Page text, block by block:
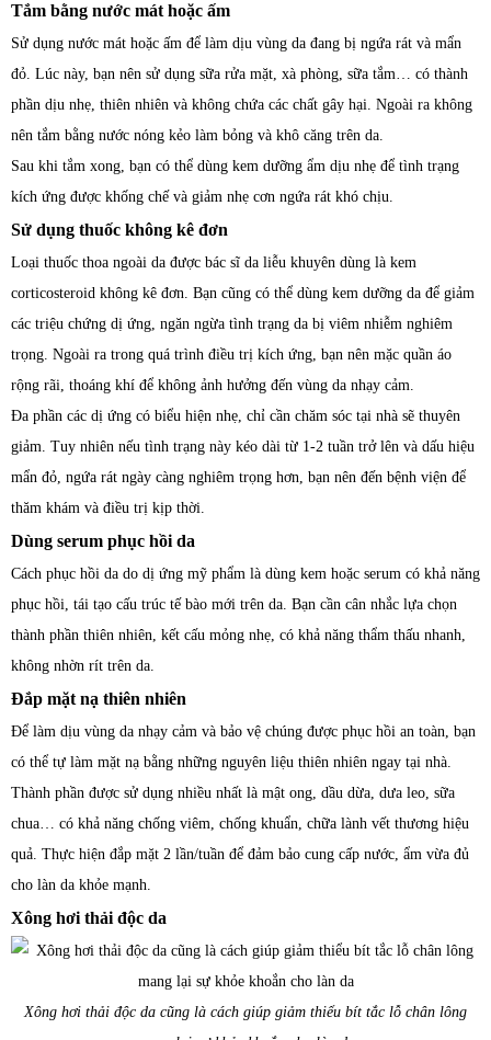
Tắm bằng nước mát hoặc ấm
Sử dụng nước mát hoặc ấm để làm dịu vùng da đang bị ngứa rát và mẩn
đỏ. Lúc này, bạn nên sử dụng sữa rửa mặt, xà phòng, sữa tắm… có thành
phần dịu nhẹ, thiên nhiên và không chứa các chất gây hại. Ngoài ra không
nên tắm bằng nước nóng kẻo làm bỏng và khô căng trên da.
Sau khi tắm xong, bạn có thể dùng kem dưỡng ẩm dịu nhẹ để tình trạng
kích ứng được khống chế và giảm nhẹ cơn ngứa rát khó chịu.
Sử dụng thuốc không kê đơn
Loại thuốc thoa ngoài da được bác sĩ da liễu khuyên dùng là kem
corticosteroid không kê đơn. Bạn cũng có thể dùng kem dưỡng da để giảm
các triệu chứng dị ứng, ngăn ngừa tình trạng da bị viêm nhiễm nghiêm
trọng. Ngoài ra trong quá trình điều trị kích ứng, bạn nên mặc quần áo
rộng rãi, thoáng khí để không ảnh hưởng đến vùng da nhạy cảm.
Đa phần các dị ứng có biểu hiện nhẹ, chỉ cần chăm sóc tại nhà sẽ thuyên
giảm. Tuy nhiên nếu tình trạng này kéo dài từ 1-2 tuần trở lên và dấu hiệu
mẩn đỏ, ngứa rát ngày càng nghiêm trọng hơn, bạn nên đến bệnh viện để
thăm khám và điều trị kịp thời.
Dùng serum phục hồi da
Cách phục hồi da do dị ứng mỹ phẩm là dùng kem hoặc serum có khả năng
phục hồi, tái tạo cấu trúc tế bào mới trên da. Bạn cần cân nhắc lựa chọn
thành phần thiên nhiên, kết cấu mỏng nhẹ, có khả năng thẩm thấu nhanh,
không nhờn rít trên da.
Đắp mặt nạ thiên nhiên
Để làm dịu vùng da nhạy cảm và bảo vệ chúng được phục hồi an toàn, bạn
có thể tự làm mặt nạ bằng những nguyên liệu thiên nhiên ngay tại nhà.
Thành phần được sử dụng nhiều nhất là mật ong, dầu dừa, dưa leo, sữa
chua… có khả năng chống viêm, chống khuẩn, chữa lành vết thương hiệu
quả. Thực hiện đắp mặt 2 lần/tuần để đảm bảo cung cấp nước, ẩm vừa đủ
cho làn da khỏe mạnh.
Xông hơi thải độc da
Xông hơi thải độc da cũng là cách giúp giảm thiểu bít tắc lỗ chân lông